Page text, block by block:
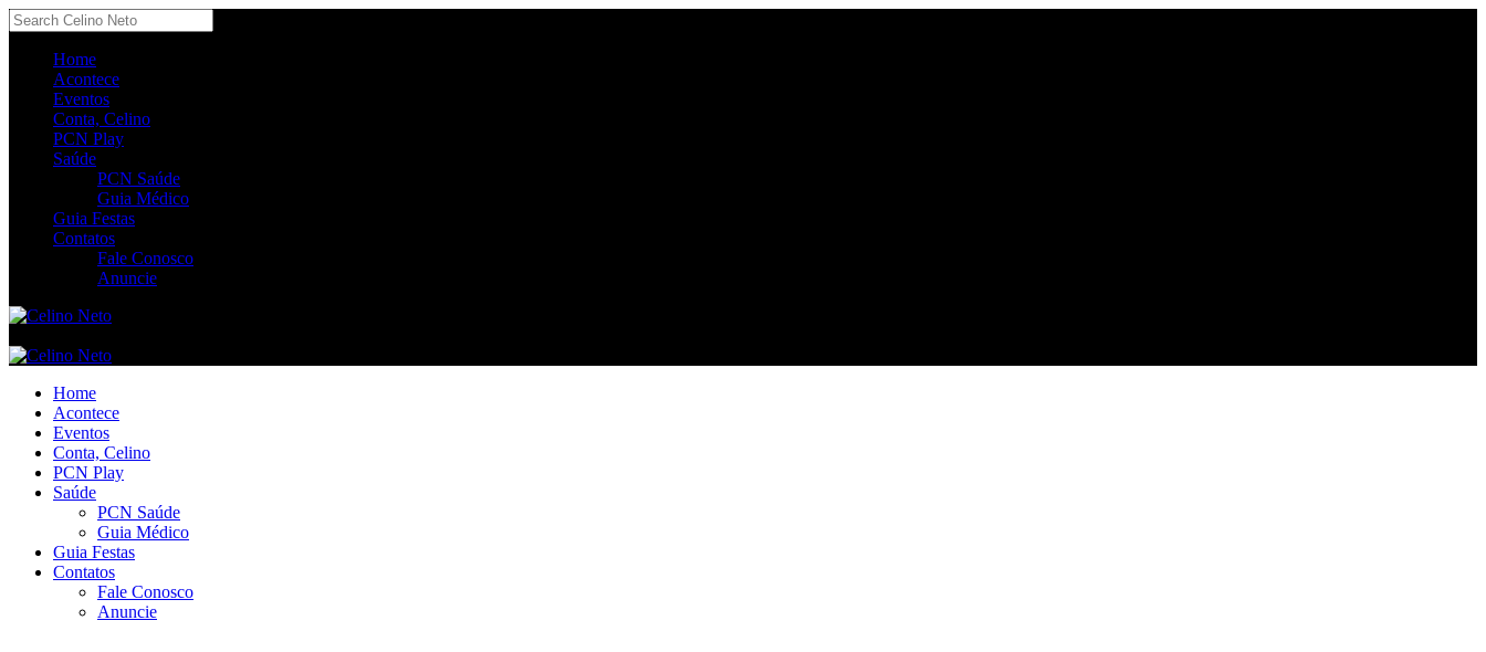
Home
Acontece
Eventos
Conta, Celino
PCN Play
Saúde
PCN Saúde
Guia Médico
Guia Festas
Contatos
Fale Conosco
Anuncie
Home
Acontece
Eventos
Conta, Celino
PCN Play
Saúde
PCN Saúde
Guia Médico
Guia Festas
Contatos
Fale Conosco
Anuncie